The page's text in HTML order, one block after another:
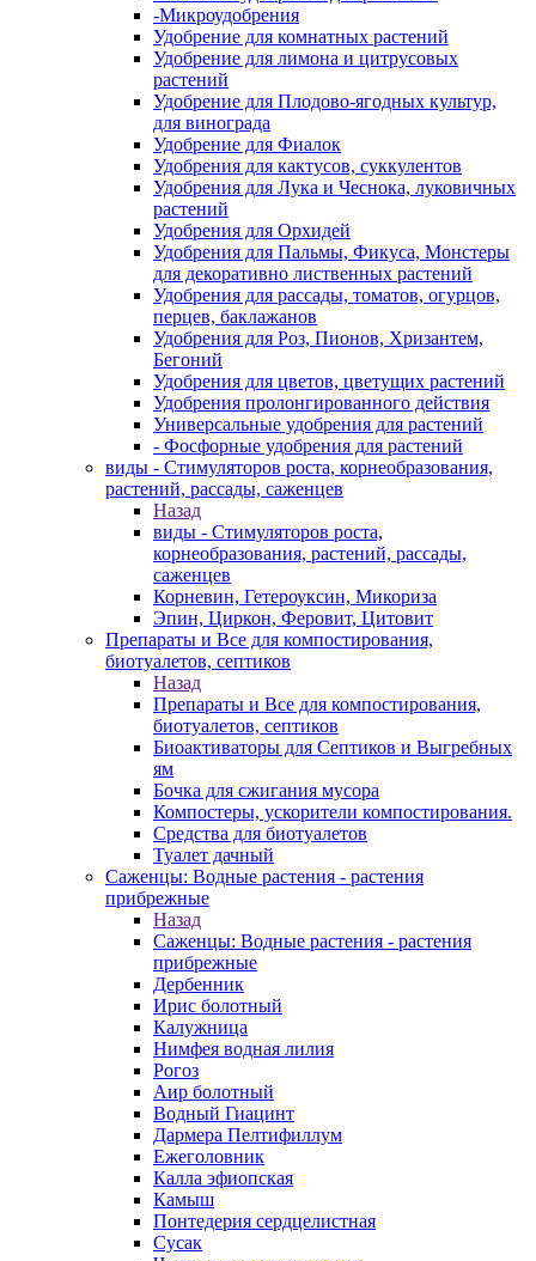
-Микроудобрения
Удобрение для комнатных растений
Удобрение для лимона и цитрусовых
растений
Удобрение для Плодово-ягодных культур,
для винограда
Удобрение для Фиалок
Удобрения для кактусов, суккулентов
Удобрения для Лука и Чеснока, луковичных
растений
Удобрения для Орхидей
Удобрения для Пальмы, Фикуса, Монстеры
для декоративно лиственных растений
Удобрения для рассады, томатов, огурцов,
перцев, баклажанов
Удобрения для Роз, Пионов, Хризантем,
Бегоний
Удобрения для цветов, цветущих растений
Удобрения пролонгированного действия
Универсальные удобрения для растений
- Фосфорные удобрения для растений
виды - Стимуляторов роста, корнеобразования,
растений, рассады, саженцев
Назад
виды - Стимуляторов роста,
корнеобразования, растений, рассады,
саженцев
Корневин, Гетероуксин, Микориза
Эпин, Циркон, Феровит, Цитовит
Препараты и Все для компостирования,
биотуалетов, септиков
Назад
Препараты и Все для компостирования,
биотуалетов, септиков
Биоактиваторы для Септиков и Выгребных
ям
Бочка для сжигания мусора
Компостеры, ускорители компостирования.
Средства для биотуалетов
Туалет дачный
Саженцы: Водные растения - растения
прибрежные
Назад
Саженцы: Водные растения - растения
прибрежные
Дербенник
Ирис болотный
Калужница
Нимфея водная лилия
Рогоз
Аир болотный
Водный Гиацинт
Дармера Пелтифиллум
Ежеголовник
Калла эфиопская
Камыш
Понтедерия сердцелистная
Сусак